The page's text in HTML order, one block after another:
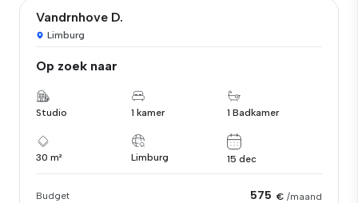
Vandrnhove D.
Limburg
Op zoek naar
Studio 1 kamer 1 Badkamer
30 m² Limburg 15 dec
Budget 575 € /maand